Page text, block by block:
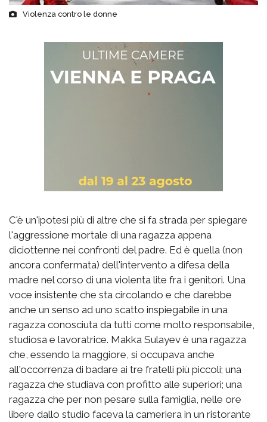
Violenza contro le donne
C'è un'ipotesi più di altre che si fa strada per spiegare
l'aggressione mortale di una ragazza appena
diciottenne nei confronti del padre. Ed è quella (non
ancora confermata) dell'intervento a difesa della
madre nel corso di una violenta lite fra i genitori. Una
voce insistente che sta circolando e che darebbe
anche un senso ad uno scatto inspiegabile in una
ragazza conosciuta da tutti come molto responsabile,
studiosa e lavoratrice. Makka Sulayev è una ragazza
che, essendo la maggiore, si occupava anche
all'occorrenza di badare ai tre fratelli più piccoli; una
ragazza che studiava con profitto alle superiori; una
ragazza che per non pesare sulla famiglia, nelle ore
libere dallo studio faceva la cameriera in un ristorante